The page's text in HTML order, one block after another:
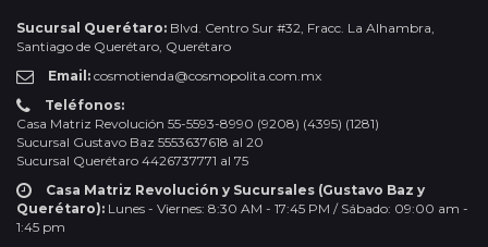
Sucursal Querétaro: Blvd. Centro Sur #32, Fracc. La Alhambra,
Santiago de Querétaro, Querétaro
Email: cosmotienda@cosmopolita.com.mx
Teléfonos:
Casa Matriz Revolución 55-5593-8990 (9208) (4395) (1281)
Sucursal Gustavo Baz 5553637618 al 20
Sucursal Querétaro 4426737771 al 75
Casa Matriz Revolución y Sucursales (Gustavo Baz y
Querétaro): Lunes - Viernes: 8:30 AM - 17:45 PM / Sábado: 09:00 am -
1:45 pm